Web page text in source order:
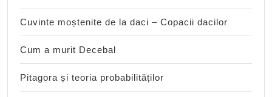
Cuvinte moștenite de la daci – Copacii dacilor
Cum a murit Decebal
Pitagora și teoria probabilităților